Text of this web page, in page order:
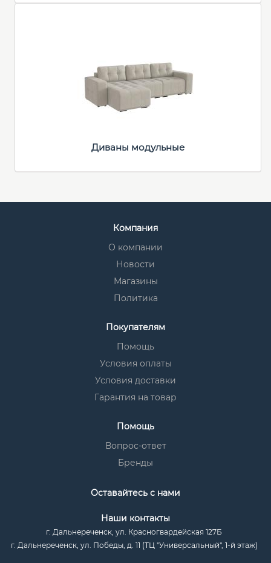
Диваны модульные
Компания
О компании
Новости
Магазины
Политика
Покупателям
Помощь
Условия оплаты
Условия доставки
Гарантия на товар
Помощь
Вопрос-ответ
Бренды
Оставайтесь с нами
Наши контакты
г. Дальнереченск, ул. Красногвардейская 127Б
г. Дальнереченск, ул. Победы, д. 11 (ТЦ "Универсальный", 1-й этаж)